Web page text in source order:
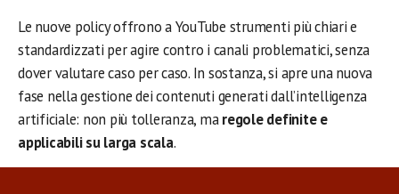
Le nuove policy offrono a YouTube strumenti più chiari e
standardizzati per agire contro i canali problematici, senza
dover valutare caso per caso. In sostanza, si apre una nuova
fase nella gestione dei contenuti generati dall’intelligenza
artificiale: non più tolleranza, maregole definite e
applicabili su larga scala.